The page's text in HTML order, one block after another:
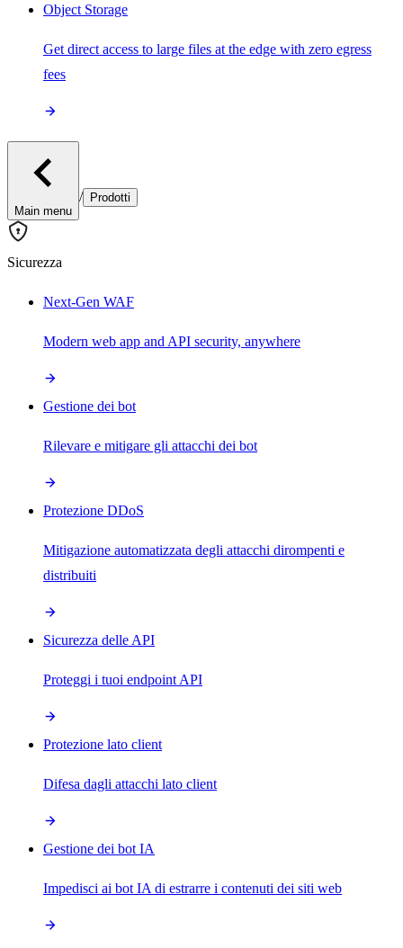
Object Storage
Get direct access to large files at the edge with zero egress
fees
Main menu
/ Prodotti
Sicurezza
Next-Gen WAF
Modern web app and API security, anywhere
Gestione dei bot
Rilevare e mitigare gli attacchi dei bot
Protezione DDoS
Mitigazione automatizzata degli attacchi dirompenti e
distribuiti
Sicurezza delle API
Proteggi i tuoi endpoint API
Protezione lato client
Difesa dagli attacchi lato client
Gestione dei bot IA
Impedisci ai bot IA di estrarre i contenuti dei siti web